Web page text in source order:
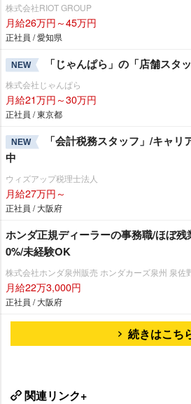
株式会社RIOT GROUP
月給26万円～45万円
正社員 / 愛知県
NEW 「じゃんぱら」の「店舗スタッ
株式会社じゃんぱら
月給21万円～30万円
正社員 / 東京都
NEW
「会計税務スタッフ」/キャ
中
ウィズアップ税理士法人
月給27万円～
正社員 / 大阪府
ホンダ正規ディーラーの事務職/ほぼ
0%/未経験OK
株式会社ホンダ泉州販売 ホンダカーズ泉州 泉佐
月給22万3,000円
正社員 / 大阪府
続きはこち
関連リンク+